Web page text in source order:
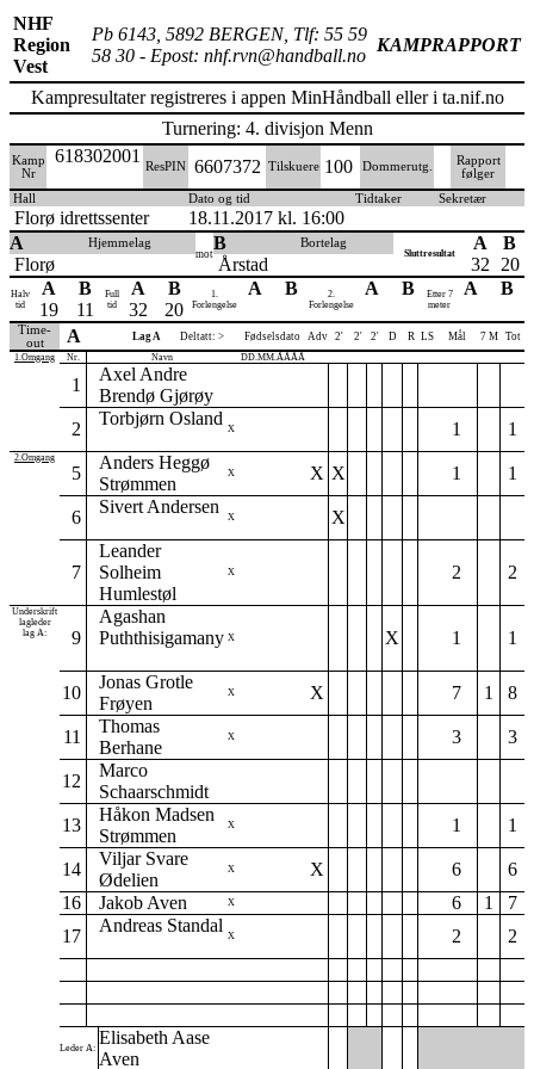
NHF
Region
Vest
Pb 6143, 5892 BERGEN, Tlf: 55 59
58 30 - Epost: nhf.rvn@handball.no
KAMPRAPPORT
Kampresultater registreres i appen MinHåndball eller i ta.nif.no
Turnering: 4. divisjon Menn
Kamp
Nr
618302001
ResPIN 6607372 Tilskuere 100 Dommerutg.
Rapport
følger
Hall
Dato og tid Tidtaker Sekretær
Florø idrettssenter
18.11.2017 kl. 16:00
A
Hjemmelag
Florø mot
B Bortelag
Årstad
Sluttresultat
A
32
B
20
Halv
tid
A
19
B
11
Full
tid
A
32
B
20
1.
Forlengelse
A B
2.
Forlengelse
A B
Etter 7
meter
A B
Time-
out
A Lag A Deltatt: > Fødselsdato Adv 2' 2' 2' D R LS Mål 7 M Tot
1.Omgang Nr. Navn DD.MM.ÅÅÅÅ
1
Axel Andre
Brendø Gjørøy
2
Torbjørn Osland
X 1 1
2.Omgang
5
Anders Heggø
Strømmen
X X X 1 1
6
Sivert Andersen
X X
7
Leander
Solheim
Humlestøl
X 2 2
Underskrift
lagleder
lag A:
9
Agashan
Puththisigamany X X 1 1
10
Jonas Grotle
Frøyen
X X 7 1 8
11
Thomas
Berhane
X 3 3
12
Marco
Schaarschmidt
13
Håkon Madsen
Strømmen
X 1 1
14
Viljar Svare
Ødelien
X X 6
6
16
Jakob Aven X 6 1
7
17
Andreas Standal
X 2 2
Leder A:
Elisabeth Aase
Aven